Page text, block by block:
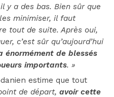
y a des bas. Bien sûr que
minimiser, il faut
tout de suite. Après oui,
c’est sûr qu’aujourd’hui
énormément de blessés
importants. »
estime que tout
de départ, avoir cette